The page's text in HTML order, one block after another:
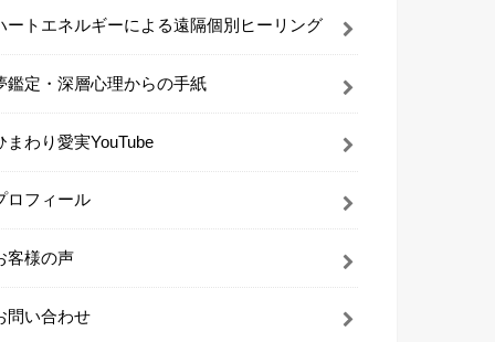
ートエネルギーによる遠隔個別ヒーリング
鑑定・深層心理からの手紙
まわり愛実YouTube
ロフィール
客様の声
問い合わせ